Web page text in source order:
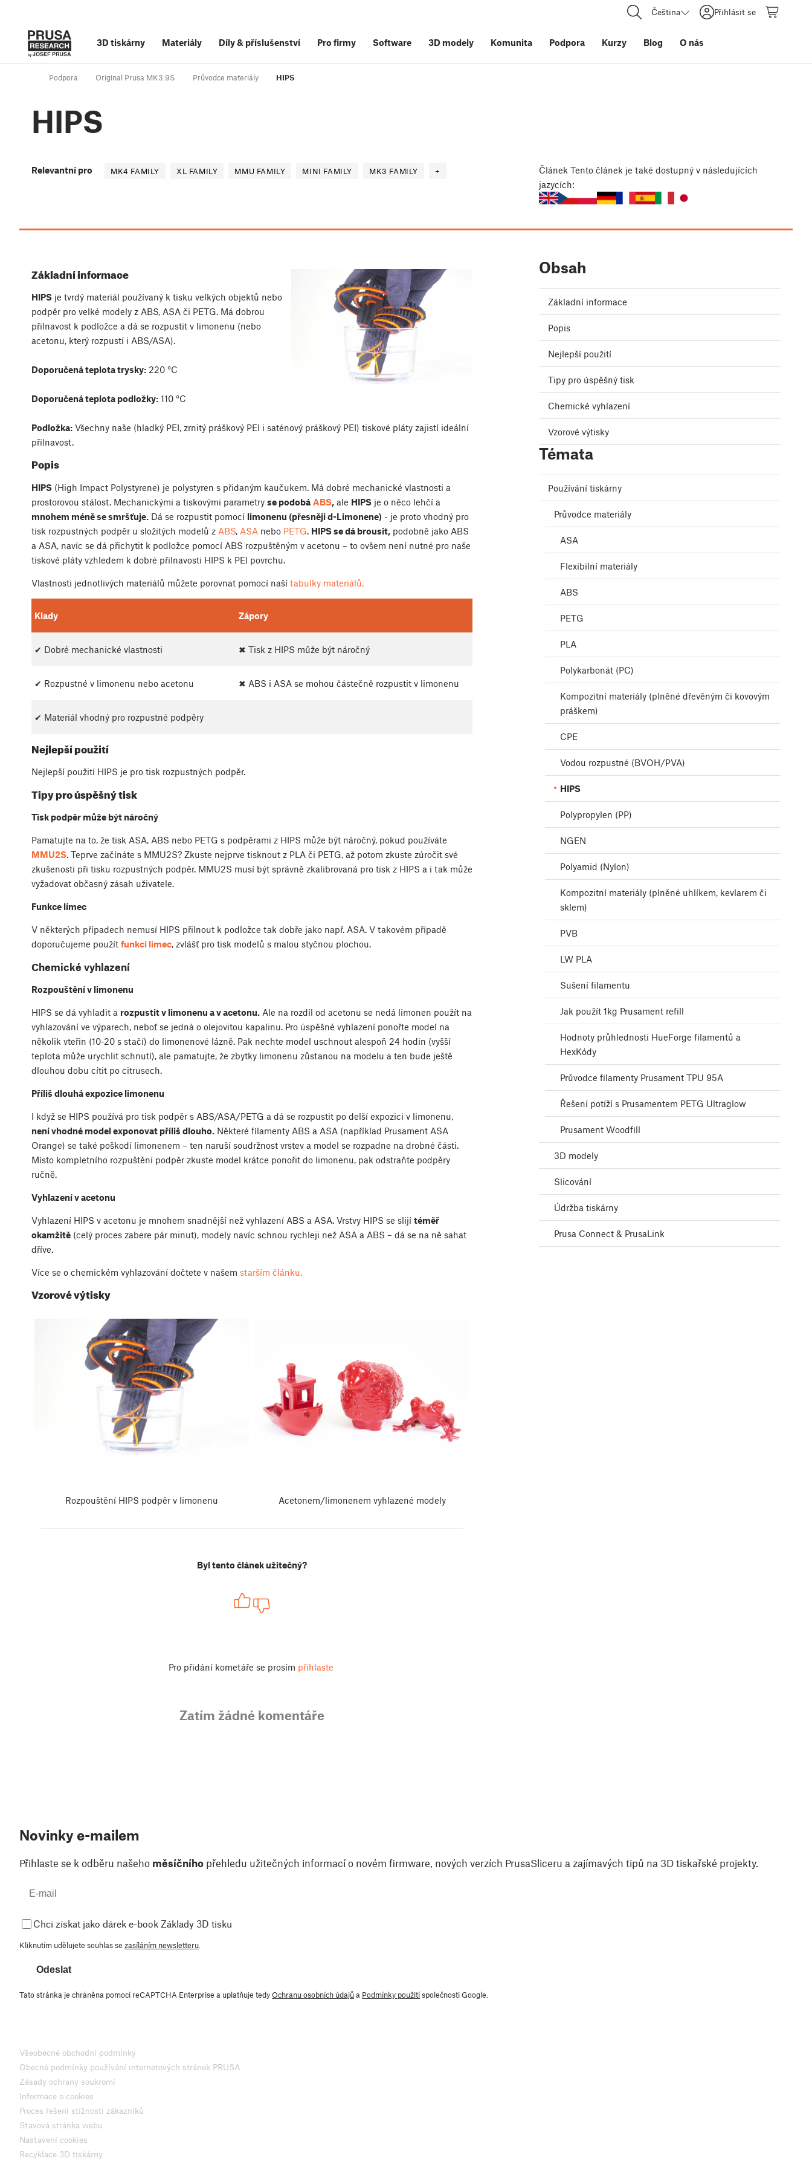
Čeština Přihlásit se
3D tiskárny Materiály Díly& příslušenství Pro firmy Software 3D modely Komunita Podpora Kurzy Blog O nás
Podpora Original Prusa MK3.9S Průvodce materiály HIPS
HIPS
Relevantní pro MK4 FAMILY XL FAMILY MMU FAMILY MINI FAMILY MK3 FAMILY + Článek Tento článek je také dostupný v následujících
jazycích:
Základní informace
HIPS je tvrdý materiál používaný k tisku velkých objektů nebo
podpěr pro velké modely z ABS, ASA či PETG. Má dobrou
přilnavost k podložce a dá se rozpustit v limonenu (nebo
acetonu, který rozpustí i ABS/ASA).
Doporučená teplota trysky: 220 °C
Doporučená teplota podložky: 110 °C
Podložka: Všechny naše (hladký PEI, zrnitý práškový PEI i saténový práškový PEI) tiskové pláty zajistí ideální
přilnavost.
Popis
HIPS (High Impact Polystyrene) je polystyren s přidaným kaučukem. Má dobré mechanické vlastnosti a
prostorovou stálost. Mechanickými a tiskovými parametry se podobá ABS, ale HIPS je o něco lehčí a
mnohem méně se smršťuje. Dá se rozpustit pomocí limonenu (přesněji d-Limonene) - je proto vhodný pro
tisk rozpustných podpěr u složitých modelů z ABS, ASA nebo PETG. HIPS se dá brousit, podobně jako ABS
a ASA, navíc se dá přichytit k podložce pomocí ABS rozpuštěným v acetonu – to ovšem není nutné pro naše
tiskové pláty vzhledem k dobré přilnavosti HIPS k PEI povrchu.
Vlastnosti jednotlivých materiálů můžete porovnat pomocí naší tabulky materiálů.
Klady Zápory
✔ Dobré mechanické vlastnosti ✖ Tisk z HIPS může být náročný
✔ Rozpustné v limonenu nebo acetonu ✖ ABS i ASA se mohou částečně rozpustit v limonenu
✔ Materiál vhodný pro rozpustné podpěry
Nejlepší použití
Nejlepší použití HIPS je pro tisk rozpustných podpěr.
Tipy pro úspěšný tisk
Tisk podpěr může být náročný
Pamatujte na to, že tisk ASA, ABS nebo PETG s podpěrami z HIPS může být náročný, pokud používáte
MMU2S. Teprve začínáte s MMU2S? Zkuste nejprve tisknout z PLA či PETG, až potom zkuste zúročit své
zkušenosti při tisku rozpustných podpěr. MMU2S musí být správně zkalibrovaná pro tisk z HIPS a i tak může
vyžadovat občasný zásah uživatele.
Funkce límec
V některých případech nemusí HIPS přilnout k podložce tak dobře jako např. ASA. V takovém případě
doporučujeme použít funkci límec, zvlášť pro tisk modelů s malou styčnou plochou.
Chemické vyhlazení
Rozpouštění v limonenu
HIPS se dá vyhladit a rozpustit v limonenu a v acetonu. Ale na rozdíl od acetonu se nedá limonen použít na
vyhlazování ve výparech, neboť se jedná o olejovitou kapalinu. Pro úspěšné vyhlazení ponořte model na
několik vteřin (10-20 s stačí) do limonenové lázně. Pak nechte model uschnout alespoň 24 hodin (vyšší
teplota může urychlit schnutí), ale pamatujte, že zbytky limonenu zůstanou na modelu a ten bude ještě
dlouhou dobu cítit po citrusech.
Příliš dlouhá expozice limonenu
I když se HIPS používá pro tisk podpěr s ABS/ASA/PETG a dá se rozpustit po delší expozici v limonenu,
není vhodné model exponovat příliš dlouho. Některé filamenty ABS a ASA (například Prusament ASA
Orange) se také poškodí limonenem – ten naruší soudržnost vrstev a model se rozpadne na drobné části.
Místo kompletního rozpuštění podpěr zkuste model krátce ponořit do limonenu, pak odstraňte podpěry
ručně.
Vyhlazení v acetonu
Vyhlazení HIPS v acetonu je mnohem snadnější než vyhlazení ABS a ASA. Vrstvy HIPS se slijí téměř
okamžitě (celý proces zabere pár minut), modely navíc schnou rychleji než ASA a ABS – dá se na ně sahat
dříve.
Více se o chemickém vyhlazování dočtete v našem starším článku.
Vzorové výtisky
Rozpouštění HIPS podpěr v limonenu Acetonem/limonenem vyhlazené modely
Byl tento článek užitečný?
Pro přidání kometáře se prosím přihlaste
Zatím žádné komentáře
Obsah
Základní informace
Popis
Nejlepší použití
Tipy pro úspěšný tisk
Chemické vyhlazení
Vzorové výtisky
Témata
Používání tiskárny
Průvodce materiály
ASA
Flexibilní materiály
ABS
PETG
PLA
Polykarbonát (PC)
Kompozitní materiály (plněné dřevěným či kovovým
práškem)
CPE
Vodou rozpustné (BVOH/PVA)
HIPS
Polypropylen (PP)
NGEN
Polyamid (Nylon)
Kompozitní materiály (plněné uhlíkem, kevlarem či
sklem)
PVB
LW PLA
Sušení filamentu
Jak použít 1kg Prusament refill
Hodnoty průhlednosti HueForge filamentů a
HexKódy
Průvodce filamenty Prusament TPU 95A
Řešení potíží s Prusamentem PETG Ultraglow
Prusament Woodfill
3D modely
Slicování
Údržba tiskárny
Prusa Connect & PrusaLink
Novinky e-mailem
Přihlaste se k odběru našeho měsíčního přehledu užitečných informací o novém firmware, nových verzích PrusaSliceru a zajímavých tipů na 3D tiskařské projekty.
Chci získat jako dárek e-book Základy 3D tisku
Kliknutím udělujete souhlas se zasíláním newsletteru
Odeslat
Tato stránka je chráněna pomocí reCAPTCHA Enterprise a uplatňuje tedyOchranu osobních údajůa Podmínky použitíspolečnosti Google.
Všeobecné obchodní podmínky
Obecné podmínky používání internetových stránek PRUSA
Zásady ochrany soukromí
Informace o cookies
Proces řešení stížností zákazníků
Stavová stránka webu
Nastavení cookies
Recyklace 3D tiskárny